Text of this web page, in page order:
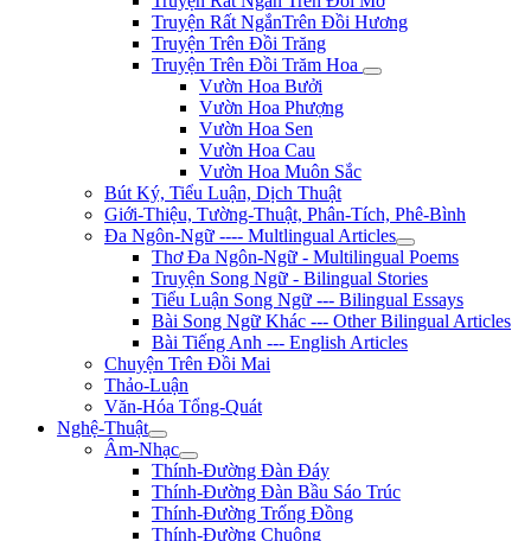
Truyện Rất NgắnTrên Đồi Hương
Truyện Trên Đồi Trăng
Truyện Trên Đồi Trăm Hoa
Vườn Hoa Bưởi
Vườn Hoa Phượng
Vườn Hoa Sen
Vườn Hoa Cau
Vườn Hoa Muôn Sắc
Bút Ký, Tiểu Luận, Dịch Thuật
Giới-Thiệu, Tường-Thuật, Phân-Tích, Phê-Bình
Đa Ngôn-Ngữ ---- Multlingual Articles
Thơ Đa Ngôn-Ngữ - Multilingual Poems
Truyện Song Ngữ - Bilingual Stories
Tiểu Luận Song Ngữ --- Bilingual Essays
Bài Song Ngữ Khác --- Other Bilingual Articles
Bài Tiếng Anh --- English Articles
Chuyện Trên Đồi Mai
Thảo-Luận
Văn-Hóa Tổng-Quát
Nghệ-Thuật
Âm-Nhạc
Thính-Đường Đàn Đáy
Thính-Đường Đàn Bầu Sáo Trúc
Thính-Đường Trống Đồng
Thính-Đường Chuông